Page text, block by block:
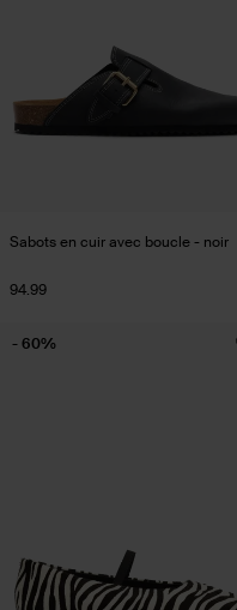
Sabots en cuir avec boucle - noir
94.99
- 60%